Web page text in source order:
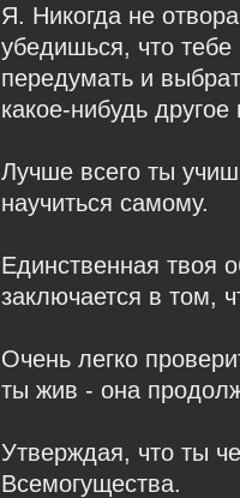
Я. Никогда не
убедишься, что
передумать и
какое-нибудь
Лучше всего ты
научиться самому.
Единственная твоя
заключается в том,
Очень легко
ты жив - она
Утверждая, что ты
Всемогущества.